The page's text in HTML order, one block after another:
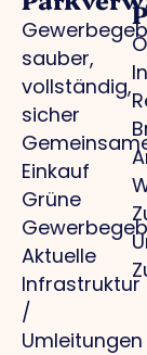
sauber,
vollständig,
sicher
Einkauf
Grüne
Aktuelle
Infrastruktur
/
Umleitungen